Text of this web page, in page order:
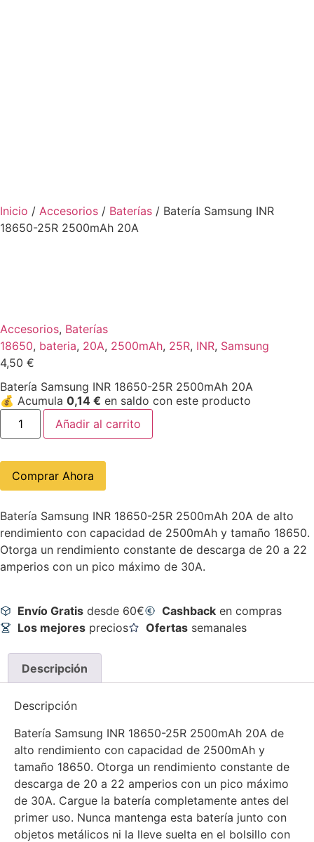
Inicio / Accesorios / Baterías / Batería Samsung INR
18650-25R 2500mAh 20A
Accesorios, Baterías
18650, bateria, 20A, 2500mAh, 25R, INR, Samsung
4,50 €
Batería Samsung INR 18650-25R 2500mAh 20A
💰 Acumula 0,14 € en saldo con este producto
Añadir al carrito
Comprar Ahora
Batería Samsung INR 18650-25R 2500mAh 20A de alto
rendimiento con capacidad de 2500mAh y tamaño 18650.
Otorga un rendimiento constante de descarga de 20 a 22
amperios con un pico máximo de 30A.
Envío Gratis desde 60€ Cashback en compras
Los mejores precios Ofertas semanales
Descripción
Descripción
Batería Samsung INR 18650-25R 2500mAh 20A de
alto rendimiento con capacidad de 2500mAh y
tamaño 18650. Otorga un rendimiento constante de
descarga de 20 a 22 amperios con un pico máximo
de 30A. Cargue la batería completamente antes del
primer uso. Nunca mantenga esta batería junto con
objetos metálicos ni la lleve suelta en el bolsillo con